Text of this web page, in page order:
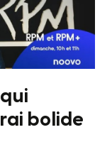
bolide